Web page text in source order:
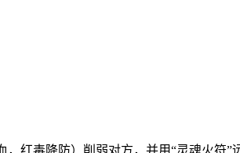
红毒降防）削弱对方，并用“灵魂火符”